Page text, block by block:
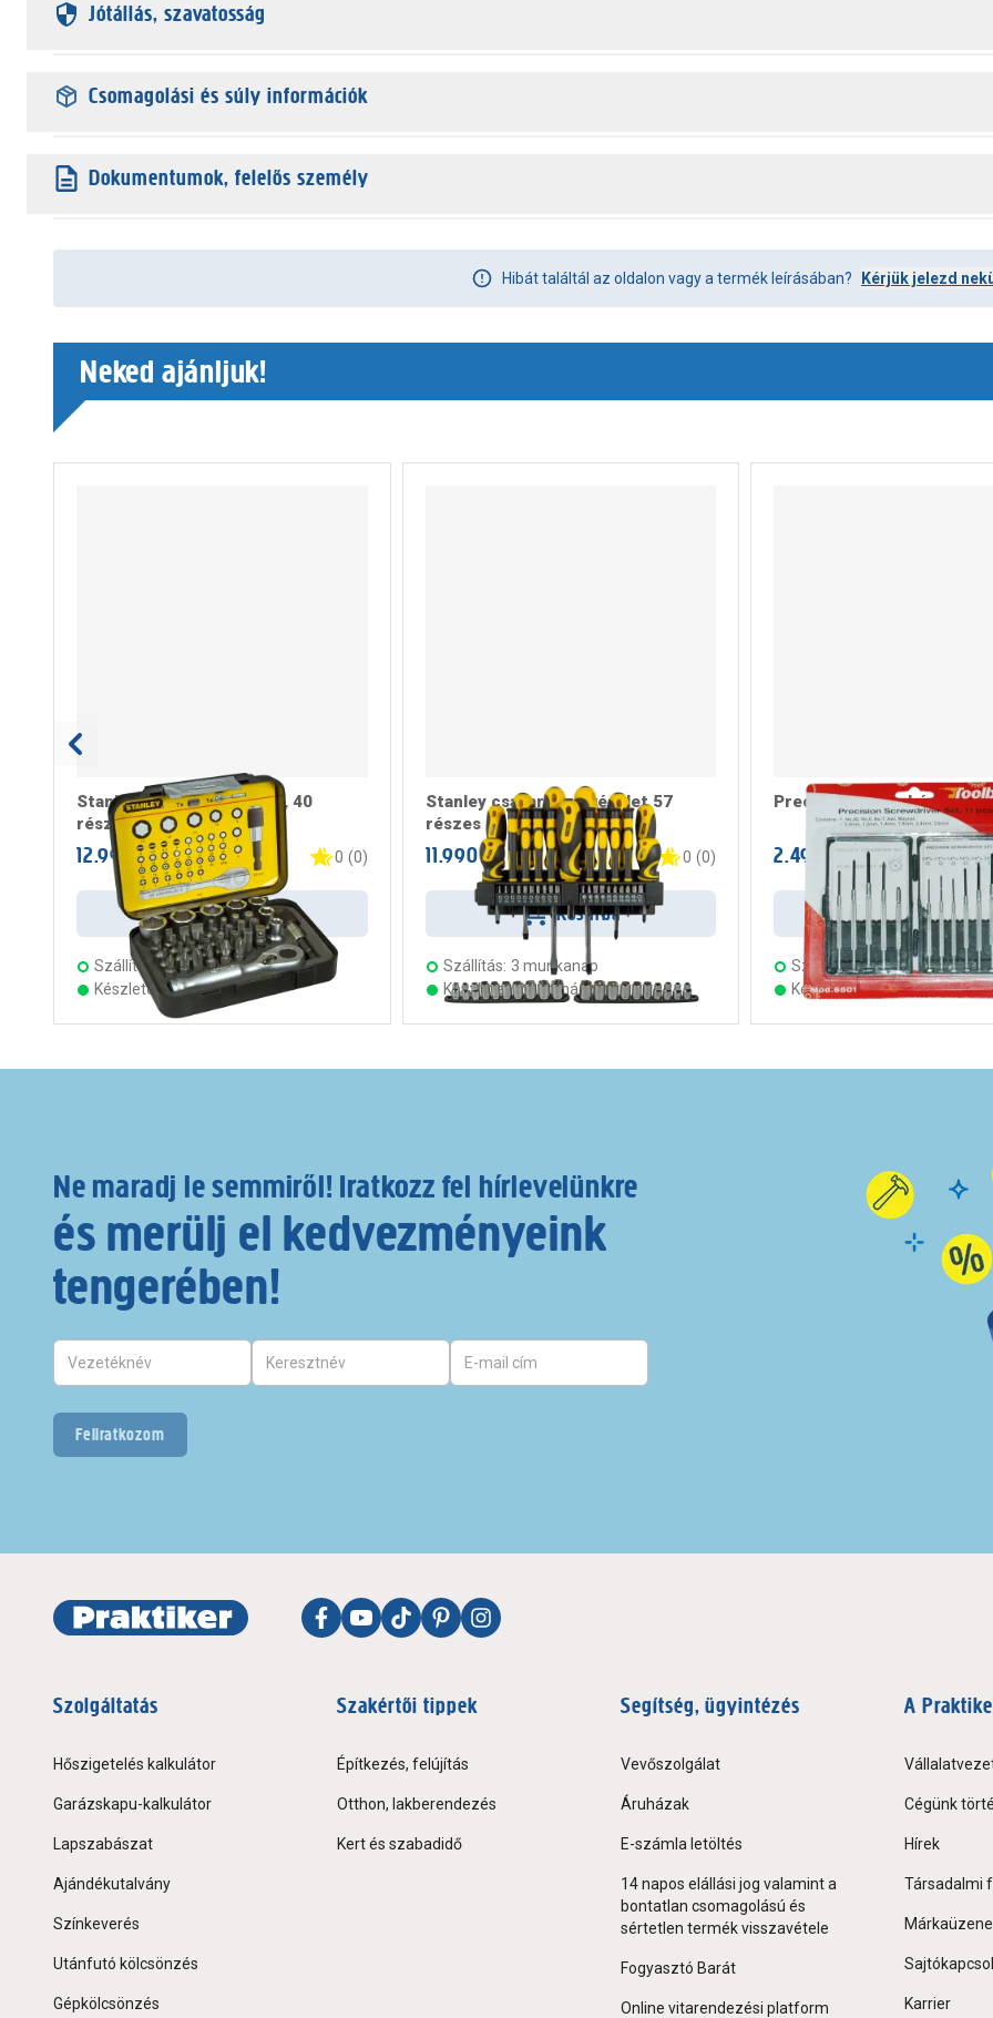
Jótállás, szavatosság
Csomagolási és súly információk
Dokumentumok, felelős személy
Hibát találtál az oldalon vagy a termék leírásában? Kérjük jelezd
Neked ajánljuk!
Stanley bitfej készlet, 1/4, 40
részes
12.990 Ft / darab 0 (0)
Kosárba
Szállítás: 3 munkanap
Készleten 14 áruházban
Stanley csavarhúzó készlet 57
részes
11.990 Ft / darab 0 (0)
Kosárba
Szállítás: 3 munkanap
Készleten 21 áruházban
Precíziós csavarhúzó
2.499 Ft / darab
Kosárba
Szállítás: 3 munkanap
Készleten 23 áruházban
Ne maradj le semmiről! Iratkozz fel hírlevelünkre
és merülj el kedvezményeink
tengerében!
Feliratkozom
Szolgáltatás
Hőszigetelés kalkulátor
Garázskapu-kalkulátor
Lapszabászat
Ajándékutalvány
Színkeverés
Utánfutó kölcsönzés
Gépkölcsönzés
Szakértői tippek
Építkezés, felújítás
Otthon, lakberendezés
Kert és szabadidő
Segítség, ügyintézés
Vevőszolgálat
Áruházak
E-számla letöltés
14 napos elállási jog valamint a
bontatlan csomagolású és
sértetlen termék visszavétele
Fogyasztó Barát
Online vitarendezési platform
A
Cégünk
Hírek
Társadalmi
Karrier